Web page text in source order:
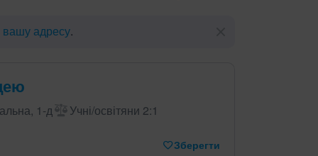
вашу адресу.
1-д Учні/освітяни 2:1
Зберегти